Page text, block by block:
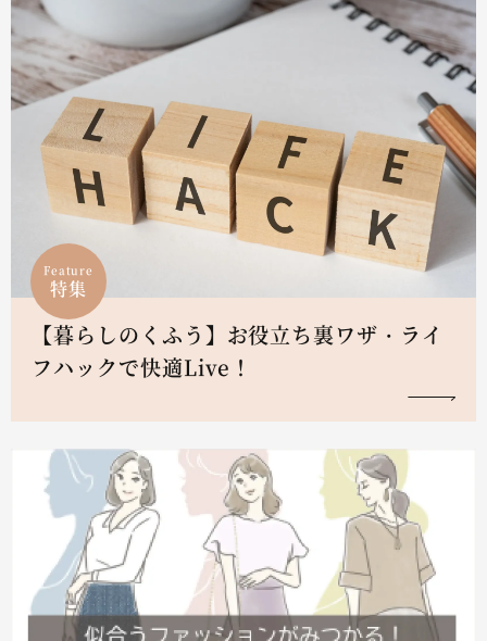
Feature
特集
【暮らしのくふう】お役立ち裏ワザ・ライ
フハックで快適Live！